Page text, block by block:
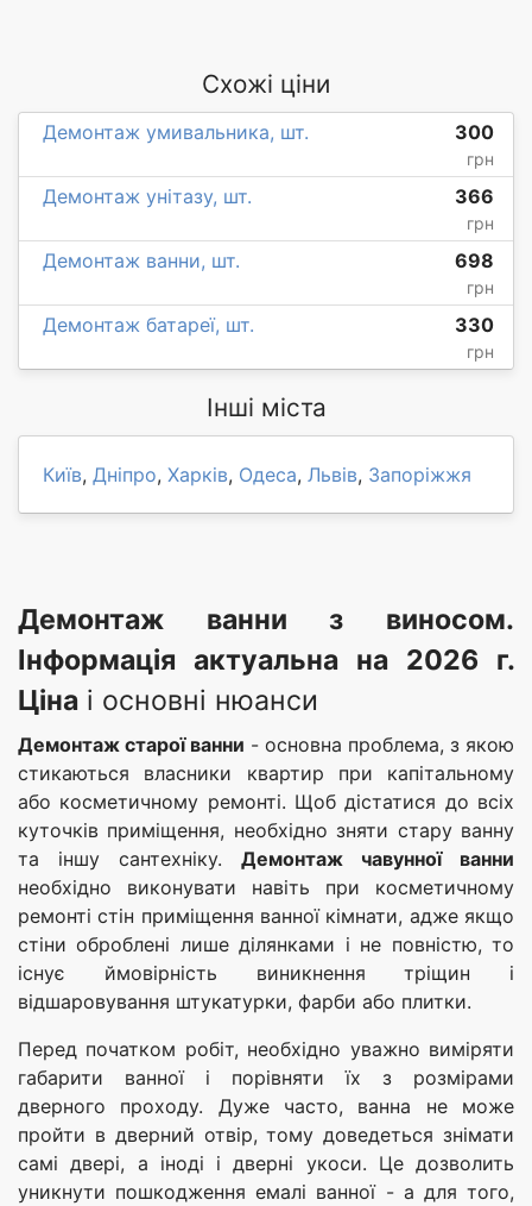
Схожі ціни
Демонтаж умивальника, шт. 300
грн
Демонтаж унітазу, шт. 366
грн
Демонтаж ванни, шт. 698
грн
Демонтаж батареї, шт. 330
грн
Інші міста
Київ, Дніпро, Харків, Одеса, Львів, Запоріжжя
Демонтаж ванни з виносом.
Інформація актуальна на 2026 г.
Ціна і основні нюанси
Демонтаж старої ванни - основна проблема, з якою
стикаються власники квартир при капітальному
або косметичному ремонті. Щоб дістатися до всіх
куточків приміщення, необхідно зняти стару ванну
та іншу сантехніку. Демонтаж чавунної ванни
необхідно виконувати навіть при косметичному
ремонті стін приміщення ванної кімнати, адже якщо
стіни оброблені лише ділянками і не повністю, то
існує ймовірність виникнення тріщин і
відшаровування штукатурки, фарби або плитки.
Перед початком робіт, необхідно уважно виміряти
габарити ванної і порівняти їх з розмірами
дверного проходу. Дуже часто, ванна не може
пройти в дверний отвір, тому доведеться знімати
самі двері, а іноді і дверні укоси. Це дозволить
уникнути пошкодження емалі ванної - а для того,